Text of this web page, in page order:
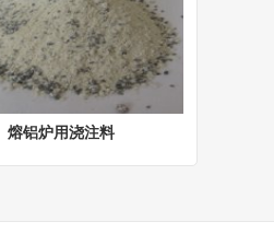
熔铝炉用浇注料